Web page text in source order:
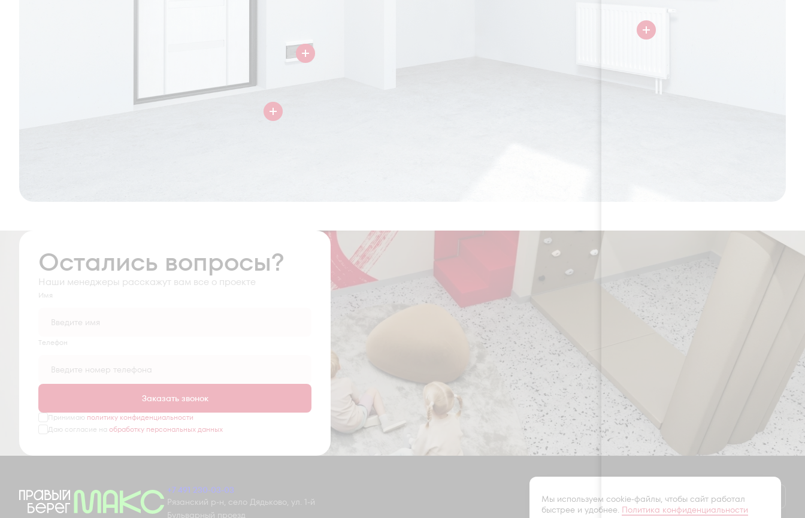
Остались вопросы?
Наши менеджеры расскажут вам все о проекте
Имя
Tелефон
Заказать звонок
Принимаю политику конфиденциальности
Даю согласие на обработку персональных данных
+7 491 230-03-03
Рязанский р-н, село Дядьково, ул. 1-й
Бульварный проезд
Оставить заявку
Мы используем cookie-файлы, чтобы сайт работал
быстрее и удобнее. Политика конфиденциальности